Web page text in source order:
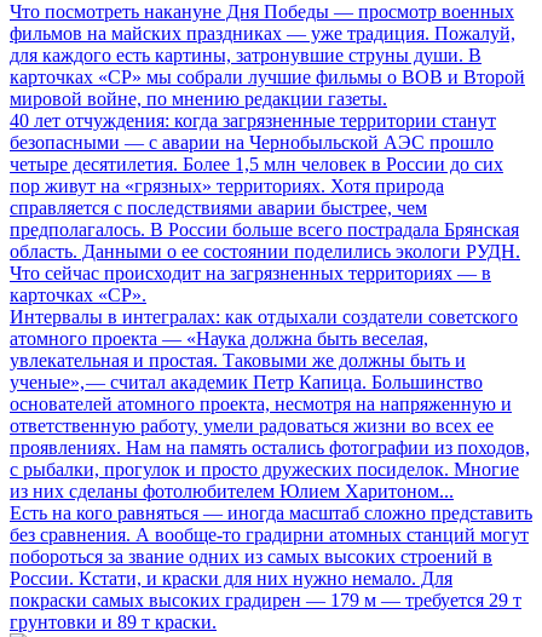
Что посмотреть накануне Дня Победы — просмотр военных
фильмов на майских праздниках — уже традиция. Пожалуй,
для каждого есть картины, затронувшие струны души. В
карточках «СР» мы собрали лучшие фильмы о ВОВ и Второй
мировой войне, по мнению редакции газеты.
40 лет отчуждения: когда загрязненные территории станут
безопасными — с аварии на Чернобыльской АЭС прошло
четыре десятилетия. Более 1,5 млн человек в России до сих
пор живут на «грязных» территориях. Хотя природа
справляется с последствиями аварии быстрее, чем
предполагалось. В России больше всего пострадала Брянская
область. Данными о ее состоянии поделились экологи РУДН.
Что сейчас происходит на загрязненных территориях — в
карточках «СР».
Интервалы в интегралах: как отдыхали создатели советского
атомного проекта — «Наука должна быть веселая,
увлекательная и простая. Таковыми же должны быть и
ученые», — считал академик Петр Капица. Большинство
основателей атомного проекта, несмотря на напряженную и
ответственную работу, умели радоваться жизни во всех ее
проявлениях. Нам на память остались фотографии из походов,
с рыбалки, прогулок и просто дружеских посиделок. Многие
из них сделаны фотолюбителем Юлием Харитоном...
Есть на кого равняться — иногда масштаб сложно представить
без сравнения. А вообще-то градирни атомных станций могут
побороться за звание одних из самых высоких строений в
России. Кстати, и краски для них нужно немало. Для
покраски самых высоких градирен — 179 м — требуется 29 т
грунтовки и 89 т краски.